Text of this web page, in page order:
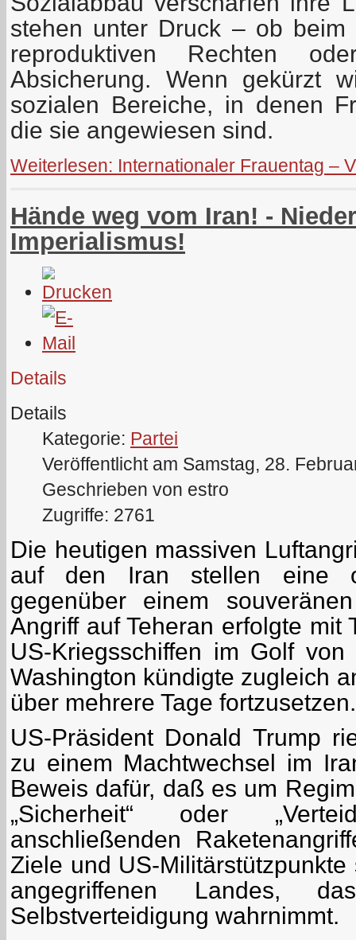
stehen unter Druck – ob
reproduktiven Rechten
Absicherung. Wenn gekürzt
sozialen Bereiche, in denen
die sie angewiesen sind.
Weiterlesen: Internationaler Frauentag –
Hände weg vom Iran! -
Imperialismus!
Details
Details
Kategorie: Partei
Veröffentlicht am Samstag, 28.
Geschrieben von estro
Zugriffe: 2761
Die heutigen massiven
auf den Iran stellen eine
gegenüber einem
Angriff auf Teheran erfolgte mit
US-Kriegsschiffen im Golf
Washington kündigte zugleich
über mehrere Tage fortzusetzen.
US-Präsident Donald Trump
zu einem Machtwechsel im
Beweis dafür, daß es um
„Sicherheit“ oder
anschließenden
Ziele und US-
angegriffenen Landes,
Selbstverteidigung wahrnimmt.